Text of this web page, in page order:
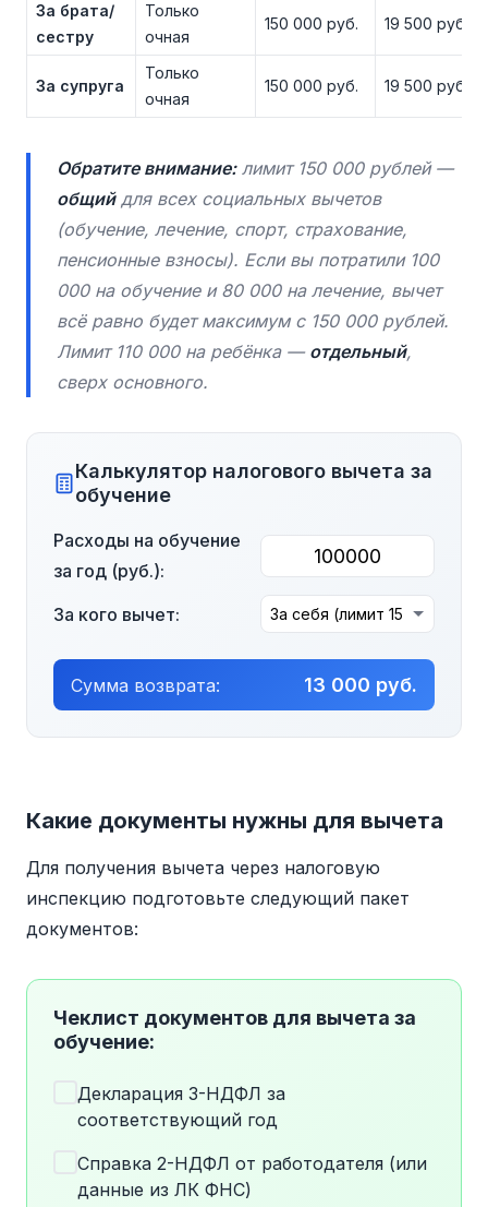
За брата/
сестру
Только
очная
150 000 руб. 19 500 руб.
За супруга
Только
очная
150 000 руб. 19 500 руб.
Обратите внимание:лимит 150 000 рублей —
общийдля всех социальных вычетов
(обучение, лечение, спорт, страхование,
пенсионные взносы). Если вы потратили 100
000 на обучение и 80 000 на лечение, вычет
всё равно будет максимум с 150 000 рублей.
Лимит 110 000 на ребёнка — отдельный,
сверх основного.
Калькулятор налогового вычета за
обучение
Расходы на обучение
за год (руб.):
За кого вычет:
Сумма возврата: 13 000 руб.
Какие документы нужны для вычета
Для получения вычета через налоговую
инспекцию подготовьте следующий пакет
документов:
Чеклист документов для вычета за
обучение:
Декларация 3-НДФЛ за
соответствующий год
Справка 2-НДФЛ от работодателя (или
данные из ЛК ФНС)